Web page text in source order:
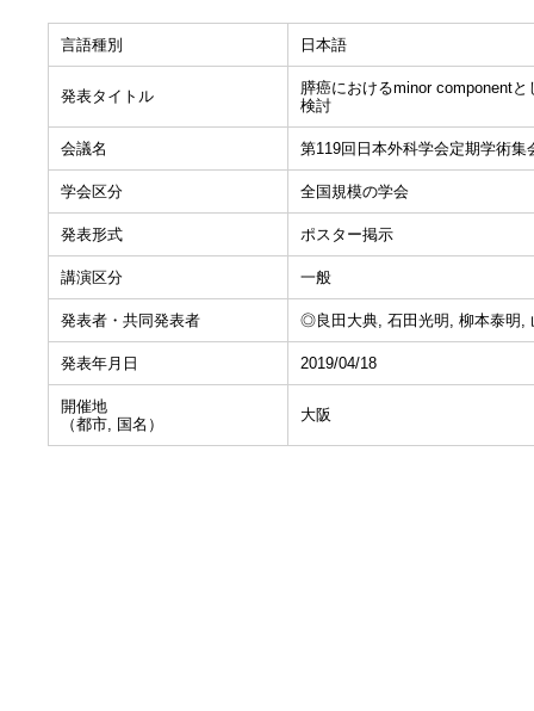
言語種別 日本語
発表タイトル
膵癌におけるminor component
検討
会議名 第119回日本外科学会定期学術集
学会区分 全国規模の学会
発表形式 ポスター掲示
講演区分 一般
発表者・共同発表者 ◎良田大典, 石田光明, 柳本泰
発表年月日 2019/04/18
開催地
（都市, 国名）
大阪